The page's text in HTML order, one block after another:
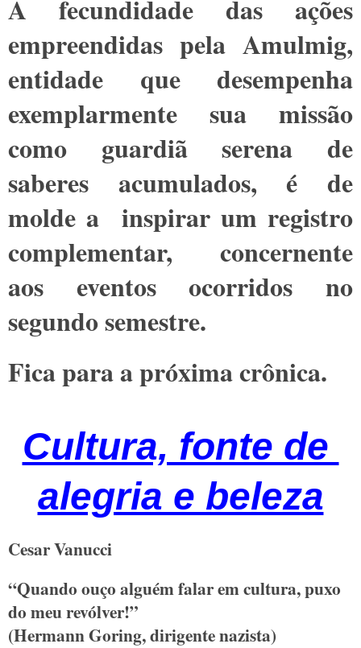
A fecundidade das ações
empreendidas pela Amulmig,
entidade que desempenha
exemplarmente sua missão
como guardiã serena de
saberes acumulados, é de
molde a inspirar um registro
complementar, concernente
aos eventos ocorridos no
segundo semestre.
Fica para a próxima crônica.
Cultura, fonte de
alegria e beleza
Cesar Vanucci
“Quando ouço alguém falar em cultura, puxo
do meu revólver!”
(Hermann Goring, dirigente nazista)